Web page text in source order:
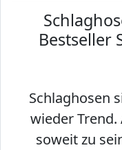
Bestseller
Schlaghosen
wieder
soweit zu